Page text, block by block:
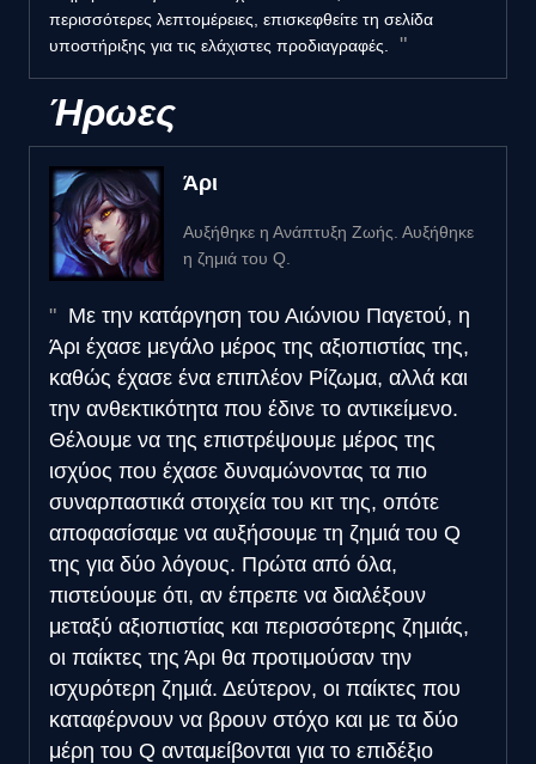
περισσότερες λεπτομέρειες, επισκεφθείτε τη σελίδα
υποστήριξης για τις ελάχιστες προδιαγραφές.
Ήρωες
Άρι
Αυξήθηκε η Ανάπτυξη Ζωής. Αυξήθηκε
η ζημιά του Q.
Με την κατάργηση του Αιώνιου Παγετού, η
Άρι έχασε μεγάλο μέρος της αξιοπιστίας της,
καθώς έχασε ένα επιπλέον Ρίζωμα, αλλά και
την ανθεκτικότητα που έδινε το αντικείμενο.
Θέλουμε να της επιστρέψουμε μέρος της
ισχύος που έχασε δυναμώνοντας τα πιο
συναρπαστικά στοιχεία του κιτ της, οπότε
αποφασίσαμε να αυξήσουμε τη ζημιά του Q
της για δύο λόγους. Πρώτα από όλα,
πιστεύουμε ότι, αν έπρεπε να διαλέξουν
μεταξύ αξιοπιστίας και περισσότερης ζημιάς,
οι παίκτες της Άρι θα προτιμούσαν την
ισχυρότερη ζημιά. Δεύτερον, οι παίκτες που
καταφέρνουν να βρουν στόχο και με τα δύο
μέρη του Q ανταμείβονται για το επιδέξιο